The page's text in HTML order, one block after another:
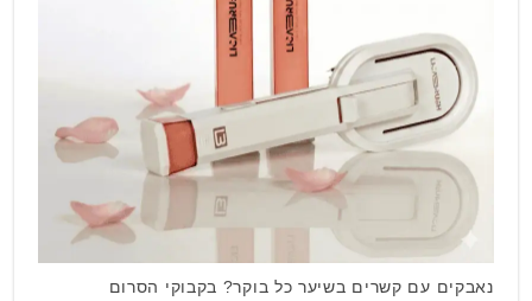
נאבקים עם קשרים בשיער כל בוקר? בקבוקי הסרום